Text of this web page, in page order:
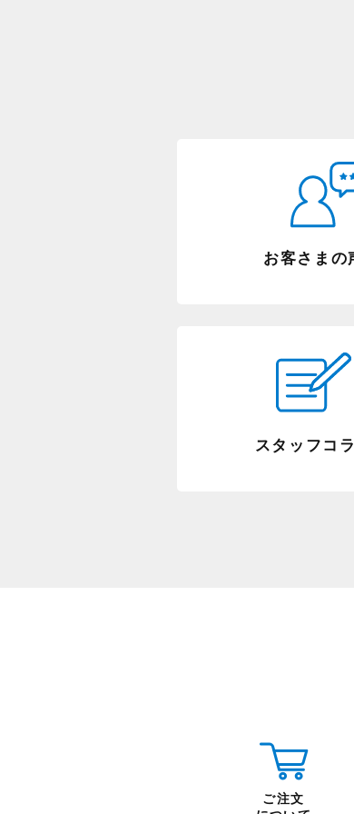
お客さまの
スタッフコ
ご注文